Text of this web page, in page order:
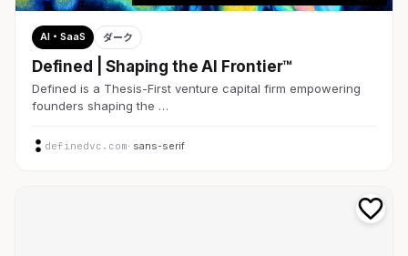
AI・SaaS ダーク
Defined | Shaping the AI Frontier™
Defined is a Thesis-First venture capital firm empowering
founders shaping the …
definedvc.com· sans-serif